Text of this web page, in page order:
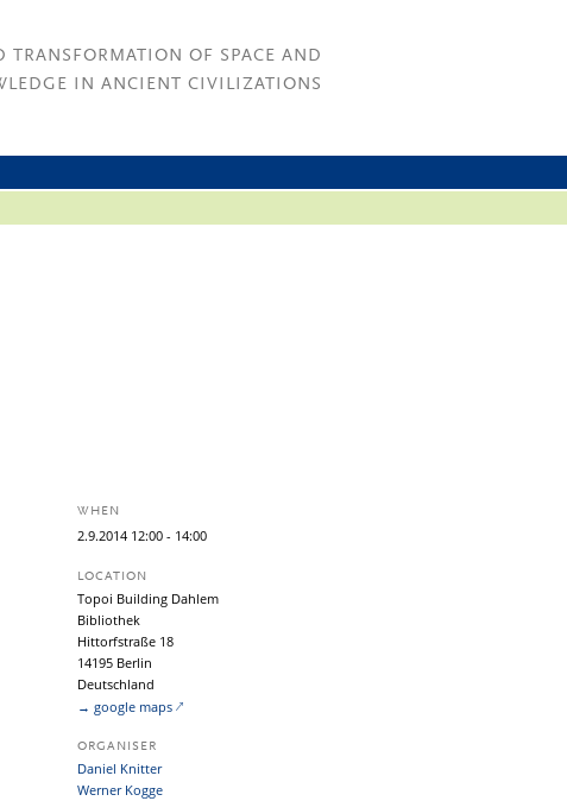
TRANSFORMATION OF SPACE AND
IN ANCIENT CIVILIZATIONS
WHEN
2.9.2014 12:00 - 14:00
LOCATION
Topoi Building Dahlem
Bibliothek
Hittorfstraße 18
14195 Berlin
Deutschland
→ google maps
ORGANISER
Daniel Knitter
Werner Kogge